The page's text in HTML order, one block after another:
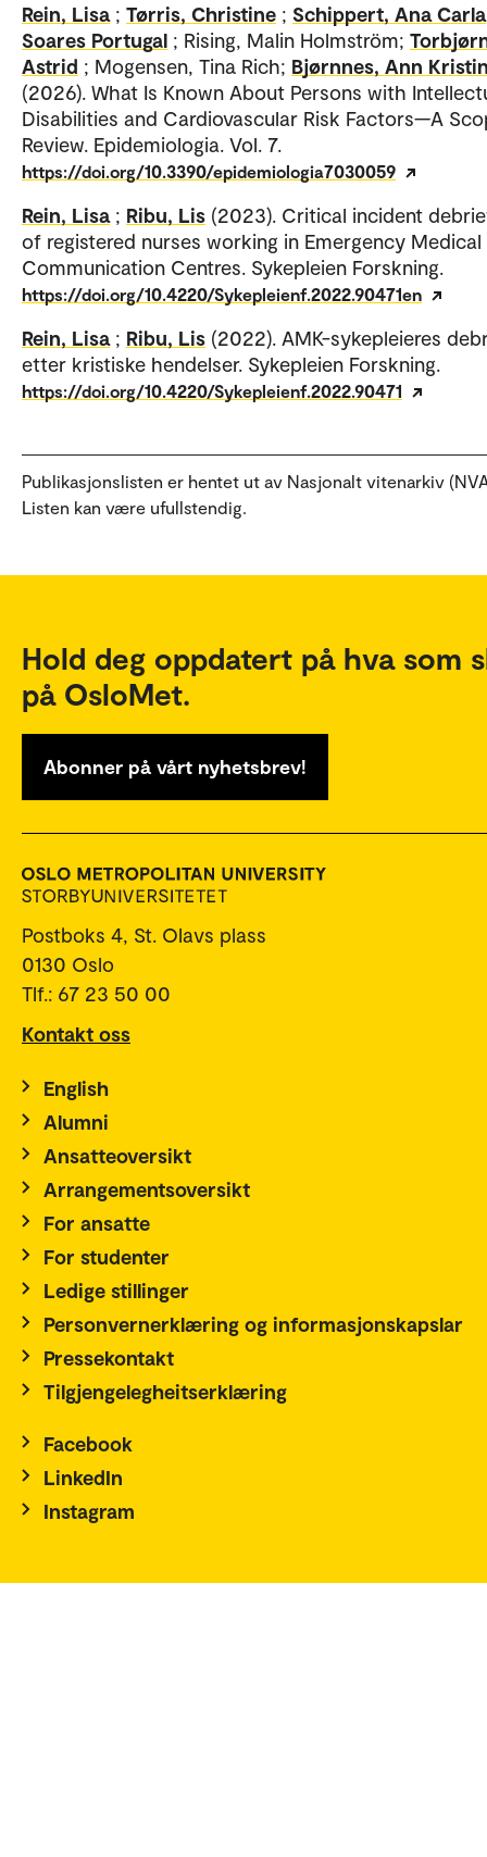
Rein, Lisa ; Tørris, Christine ; Schippert, Ana Carla
Soares Portugal ; Rising, Malin Holmström;
Astrid ; Mogensen, Tina Rich; Bjørnnes, Ann
(2026). What Is Known About Persons with
Disabilities and Cardiovascular Risk Factors—A
Review. Epidemiologia. Vol. 7.
https://doi.org/10.3390/epidemiologia7030059
Rein, Lisa ; Ribu, Lis (2023). Critical incident
of registered nurses working in Emergency Medical
Communication Centres. Sykepleien Forskning.
https://doi.org/10.4220/Sykepleienf.2022.90471en
Rein, Lisa ; Ribu, Lis (2022). AMK-sykepleieres
etter kristiske hendelser. Sykepleien Forskning.
https://doi.org/10.4220/Sykepleienf.2022.90471
Publikasjonslisten er hentet ut av Nasjonalt vitenarkiv
Listen kan være ufullstendig.
Hold deg oppdatert på hva som
på OsloMet.
Abonner på vårt nyhetsbrev!
Postboks 4, St. Olavs plass
0130 Oslo
Tlf.: 67 23 50 00
Kontakt oss
English
Alumni
Ansatteoversikt
Arrangementsoversikt
For ansatte
For studenter
Ledige stillinger
Personvernerklæring og informasjonskapslar
Pressekontakt
Tilgjengelegheitserklæring
Facebook
LinkedIn
Instagram